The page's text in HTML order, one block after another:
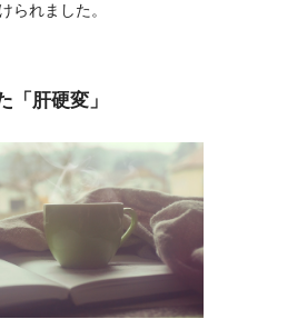
られました。
「肝硬変」